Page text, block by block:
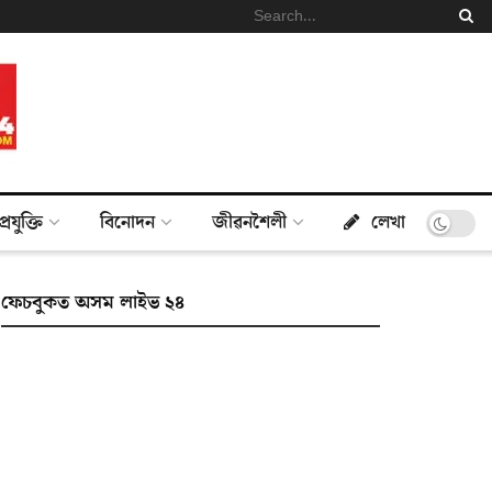
প্ৰযুক্তি বিনোদন জীৱনশৈলী লেখা
ফেচবুকত অসম লাইভ ২৪